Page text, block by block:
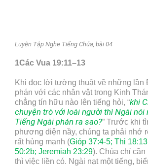
Luyện Tập Nghe Tiếng Chúa, bài 04
1Các Vua 19:11–13
Khi đọc lời tường thuật về những lần
phán với các nhân vật trong Kinh
chẳng tín hữu nào lên tiếng hỏi, “khi
chuyện trò với loài người thì Ngài nói
Tiếng Ngài phán ra sao?” Trước khi
phương diện nầy, chúng ta phải nhớ
rất hùng mạnh (Gióp 37:4-5; Thi
50:2b; Jeremiah 23:29). Chúa chỉ cần
thì việc liền có. Ngài nạt một tiếng,